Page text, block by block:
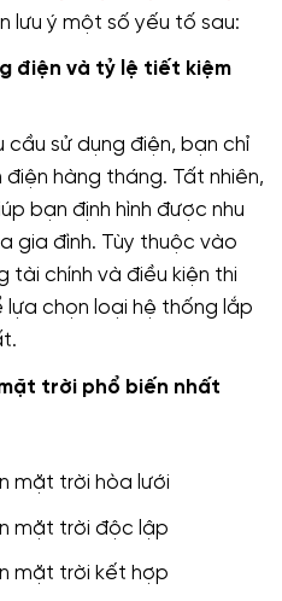
lưu ý một số yếu tố sau:
điện và tỷ lệ tiết kiệm
cầu sử dụng điện, bạn chỉ
hàng tháng. Tất nhiên,
bạn định hình được nhu
gia đình. Tùy thuộc vào
tài chính và điều kiện thi
chọn loại hệ thống lắp
trời phổ biến nhất
mặt trời hòa lưới
mặt trời độc lập
mặt trời kết hợp